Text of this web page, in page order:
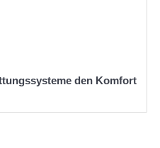
den Komfort